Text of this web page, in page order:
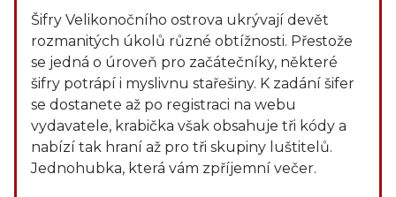
Šifry Velikonočního ostrova ukrývají devět
rozmanitých úkolů různé obtížnosti. Přestože
se jedná o úroveň pro začátečníky, některé
šifry potrápí i myslivnu stařešiny. K zadání šifer
se dostanete až po registraci na webu
vydavatele, krabička však obsahuje tři kódy a
nabízí tak hraní až pro tři skupiny luštitelů.
Jednohubka, která vám zpříjemní večer.